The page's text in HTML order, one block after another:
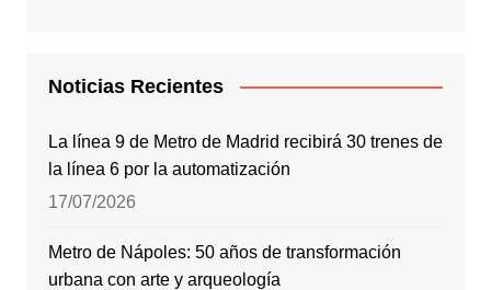
Noticias Recientes
La línea 9 de Metro de Madrid recibirá 30 trenes de
la línea 6 por la automatización
17/07/2026
Metro de Nápoles: 50 años de transformación
urbana con arte y arqueología